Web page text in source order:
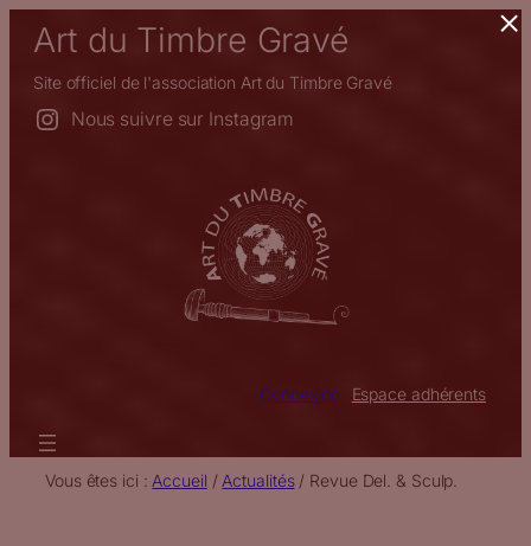
Aller
contenu
Art du Timbre Gravé
Site officiel de l'association Art du Timbre Gravé
Nous suivre sur Instagram
Connexion Espace adhérents
Vous êtes ici : Accueil / Actualités/ Revue Del. & Sculp.
×